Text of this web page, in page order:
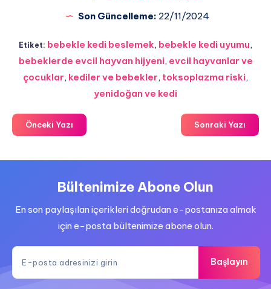
Son Güncelleme: 22/11/2024
Etiket: bebekle kedi beslemek, bebekle kedi uyumu,
bebeklerde evcil hayvan hijyeni, evcil hayvanlar ve
çocuklar, kediler ve bebekler, toksoplazma riski,
yenidoğan ve kedi
Önceki Yazı Sonraki Yazı
Bültenimize Abone Olun
En son paylaşılan içerikleri doğrudan e-postanıza almak
için e-posta bültenimize abone olun.
Başlayın